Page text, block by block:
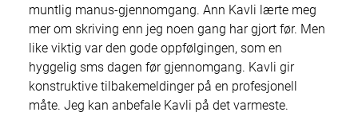
muntlig manus-gjennomgang. Ann Kavli lærte meg
mer om skriving enn jeg noen gang har gjort før. Men
like viktig var den gode oppfølgingen, som en
hyggelig sms dagen før gjennomgang. Kavli gir
konstruktive tilbakemeldinger på en profesjonell
måte. Jeg kan anbefale Kavli på det varmeste.